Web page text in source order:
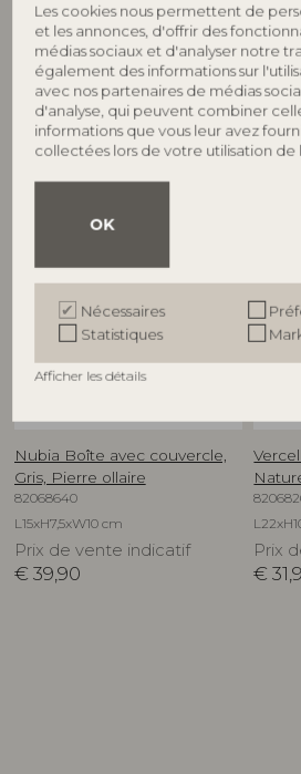
Les cookies nous permettent de
et les annonces, d'offrir des
médias sociaux et d'analyser notre
également des informations sur
avec nos partenaires de médias
d'analyse, qui peuvent combiner
informations que vous leur avez
collectées lors de votre utilisation de
OK
Nécessaires
Statistiques
Afficher les détails
Gris, Résine
82068270
L22,5xH7,5xW15 cm
Prix de vente indicatif
49,90
Set of 2
Prix
€
Nubia Boîte avec couvercle,
Gris, Pierre ollaire
82068640
L15xH7,5xW10 cm
Prix de vente indicatif
€ 39,90
Prix
€